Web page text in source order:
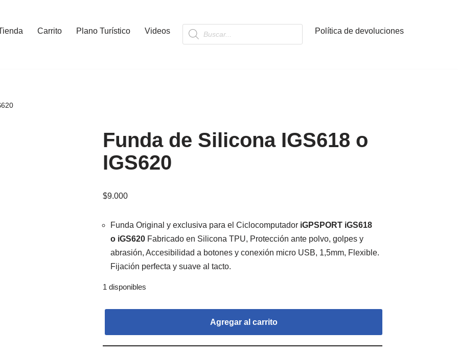
Carrito Plano Turístico Videos Política de devoluciones
Funda de Silicona IGS618 o
IGS620
$9.000
Funda Original y exclusiva para el Ciclocomputador iGPSPORT iGS618
o iGS620 Fabricado en Silicona TPU, Protección ante polvo, golpes y
abrasión, Accesibilidad a botones y conexión micro USB, 1,5mm, Flexible.
Fijación perfecta y suave al tacto.
1 disponibles
Agregar al carrito